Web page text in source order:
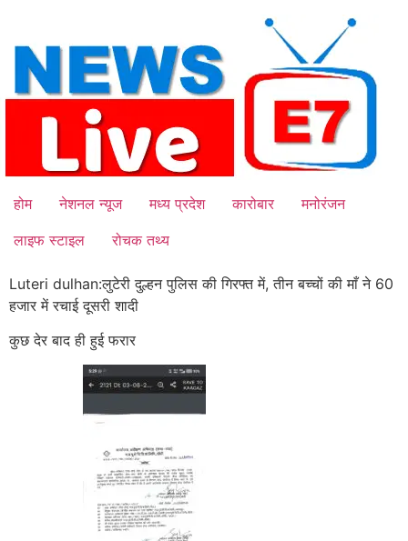
content
होम नेशनल न्यूज मध्य प्रदेश कारोबार
मनोरंजन
लाइफ स्टाइल
रोचक तथ्य
Luteri dulhan:लुटेरी दुल्हन पुलिस की गिरफ्त में,तीन बच्चों की माँ ने 60
हजार में रचाई दूसरी शादी
कुछ देर बाद ही हुई फरार